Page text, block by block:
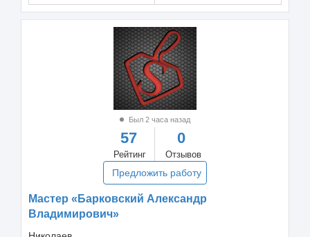
Был 2 часа назад
57
Рейтинг
0
Отзывов
Предложить работу
Мастер «Барковский Александр
Владимирович»